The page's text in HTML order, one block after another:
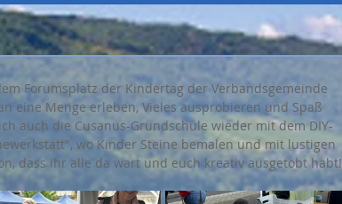
Forumsplatz der Kindertag der Verbandsgemeinde
eine Menge erleben, Vieles ausprobieren und Spaß
auch die Cusanus-Grundschule wieder mit dem DIY-
wo Kinder Steine bemalen und mit lustigen
dass ihr alle da wart und euch kreativ ausgetobt habt!